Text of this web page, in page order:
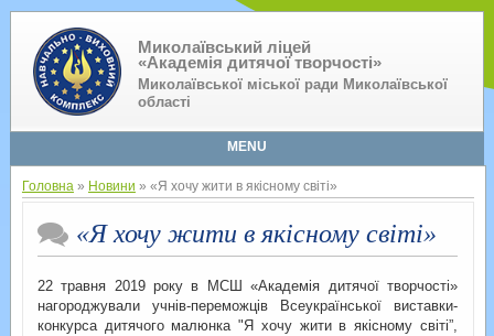
Миколаївський ліцей
«Академія дитячої творчості»
Миколаївської міської ради Миколаївської
області
MENU
Головна» Новини » «Я хочу жити в якісному світі»
«Я хочу жити в якісному світі»
22 травня 2019 року в МСШ «Академія дитячої творчості»
нагороджували учнів-переможців Всеукраїнської виставки-
конкурса дитячого малюнка "Я хочу жити в якісному світі”,